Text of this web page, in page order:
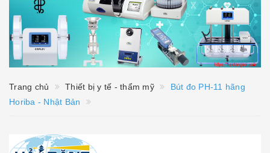
Trang chủ Thiết bị y tế - thẩm mỹ
Bút đo PH-11 hãng
Horiba - Nhật Bản